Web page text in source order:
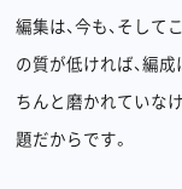
編集は、今も、そして
の質が低ければ、編
ちんと磨かれていな
題だからです。